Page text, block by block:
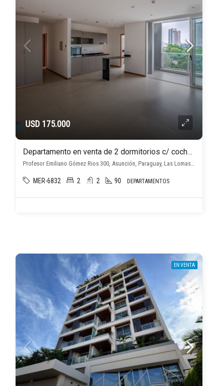
USD 175.000
Departamento en venta de 2 dormitorios c/ cochera en Las Lomas (Las Carmelitas)
Profesor Emiliano Gómez Rios 300, Asunción, Paraguay, Las Lomas (Las Carmelitas), Asunción D.C.
MER-6832 2 2 90 DEPARTAMENTOS
EN VENTA